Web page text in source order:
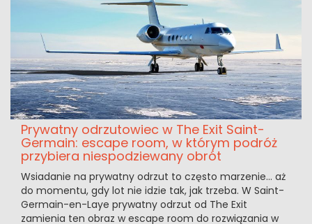
Prywatny odrzutowiec w The Exit Saint-
Germain: escape room, w którym podróż
przybiera niespodziewany obrót
Wsiadanie na prywatny odrzut to często marzenie... aż
do momentu, gdy lot nie idzie tak, jak trzeba. W Saint-
Germain-en-Laye prywatny odrzut od The Exit
zamienia ten obraz w escape room do rozwiązania w